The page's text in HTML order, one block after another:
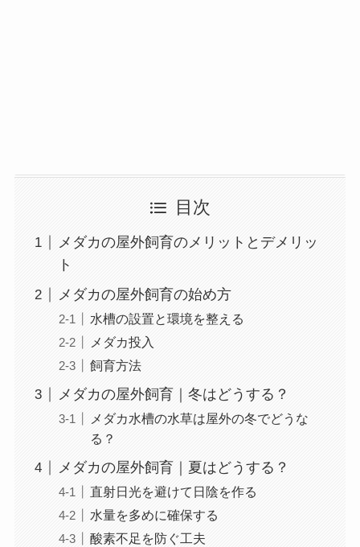
目次
メダカの屋外飼育のメリットとデメリッ
ト
メダカの屋外飼育の始め方
水槽の設置と環境を整える
メダカ投入
飼育方法
メダカの屋外飼育｜冬はどうする？
メダカ水槽の水草は屋外の冬でどうな
る？
メダカの屋外飼育｜夏はどうする？
直射日光を避けて日陰を作る
水量を多めに確保する
酸素不足を防ぐ工夫